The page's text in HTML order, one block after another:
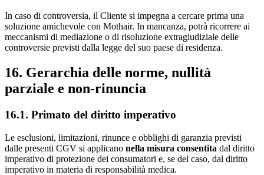
In caso di controversia, il Cliente si impegna a cercare prima una
soluzione amichevole con Mothair. In mancanza, potrà ricorrere ai
meccanismi di mediazione o di risoluzione extragiudiziale delle
controversie previsti dalla legge del suo paese di residenza.
16. Gerarchia delle norme, nullità
parziale e non‑rinuncia
16.1. Primato del diritto imperativo
Le esclusioni, limitazioni, rinunce e obblighi di garanzia previsti
dalle presenti CGV si applicano nella misura consentita dal diritto
imperativo di protezione dei consumatori e, se del caso, dal diritto
imperativo in materia di responsabilità medica.